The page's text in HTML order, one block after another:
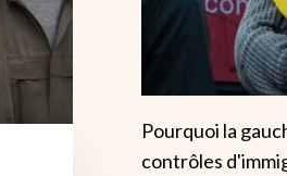
Pourquoi la
contrôles